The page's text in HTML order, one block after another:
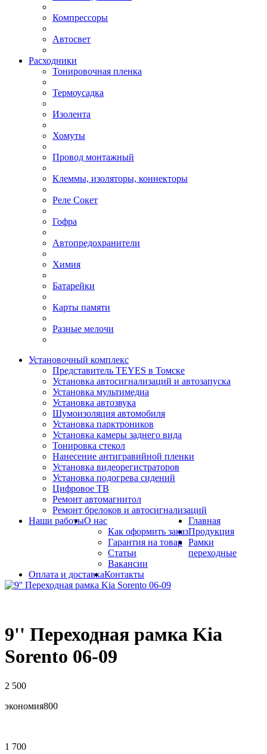
Компрессоры
Автосвет
Расходники
Тонировочная пленка
Термоусадка
Изолента
Хомуты
Провод монтажный
Клеммы, изоляторы, коннекторы
Реле Сокет
Гофра
Автопредохранители
Химия
Батарейки
Карты памяти
Разные мелочи
Установочный комплекс
Представитель TEYES в Томске
Установка автосигнализаций и автозапуска
Установка мультимедиа
Установка автозвука
Шумоизоляция автомобиля
Установка парктроников
Установка камеры заднего вида
Тонировка стекол
Нанесение антигравийной пленки
Установка видеорегистраторов
Установка подогрева сидений
Цифровое ТВ
Ремонт автомагнитол
Ремонт брелоков и автосигнализаций
Наши работыО нас
Как оформить заказ
Гарантия на товар
Статьи
Вакансии
Оплата и доставкаКонтакты
Главная
Продукция
Рамки
переходные
9'' Переходная рамка Kia
Sorento 06-09
2 500
экономия800
1 700